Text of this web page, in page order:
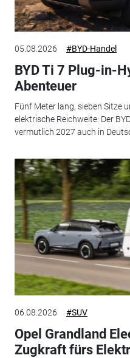
05.08.2026 #BYD-Handel
BYD Ti 7 Plug-in-
Abenteuer
Fünf Meter lang, sieben Sitze
elektrische Reichweite: Der
vermutlich 2027 auch in
06.08.2026 #SUV
Opel Grandland
Zugkraft fürs